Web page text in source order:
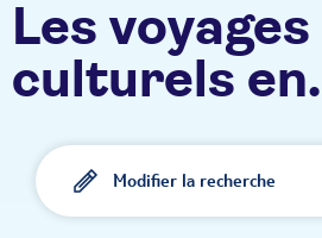
Les voyages
culturels en
Espagne TUI
Modifier la recherche